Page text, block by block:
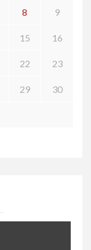
8 9
15 16
22 23
29 30